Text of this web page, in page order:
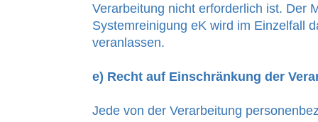
Verarbeitung nicht erforderlich ist. Der
Systemreinigung eK wird im Einzelfall
veranlassen.
e) Recht auf Einschränkung der
Jede von der Verarbeitung